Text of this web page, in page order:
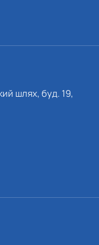
шлях, буд. 19,